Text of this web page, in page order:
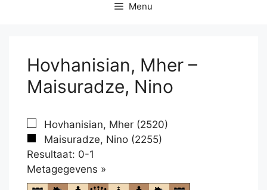
Menu
Hovhanisian, Mher –
Maisuradze, Nino
Hovhanisian, Mher (2520)
Maisuradze, Nino (2255)
Resultaat: 0-1
Metagegevens »
om